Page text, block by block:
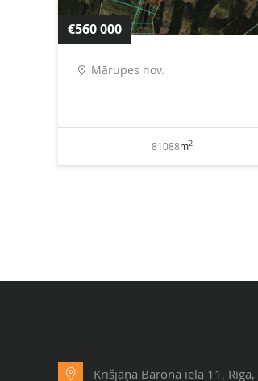
€560 000
Mārupes nov.
81088m2
Krišjāņa Barona iela 11,